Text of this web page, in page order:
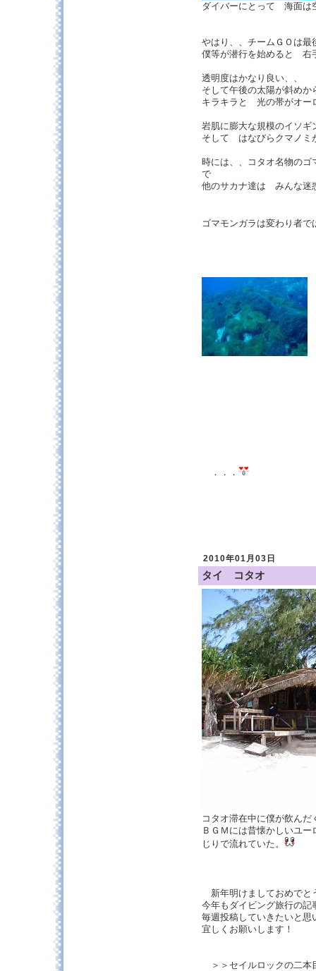
ダイバーにとって 海面
やはり、、チームＧＯは最
僕等が潜行を始めると 右
透明度はかなり良い、、
そして午後の太陽が斜めか
キラキラと 光の帯がオー
岩肌に膨大な規模のイソギ
そして はなびらクマノミ
時には、、コタオ名物の
で
他のサカナ達は みんな迷
ゴマモンガラは変わり者で
．．．
2010年01月03日
タイ コタオ
コタオ滞在中に僕が飲ん
ＢＧＭには昔懐かしいユ
じりで流れていた。
新年明けましておめで
今年もダイビング旅行の記
毎週投稿していきたいと思
宜しくお願いします！
＞＞セイルロックの二本